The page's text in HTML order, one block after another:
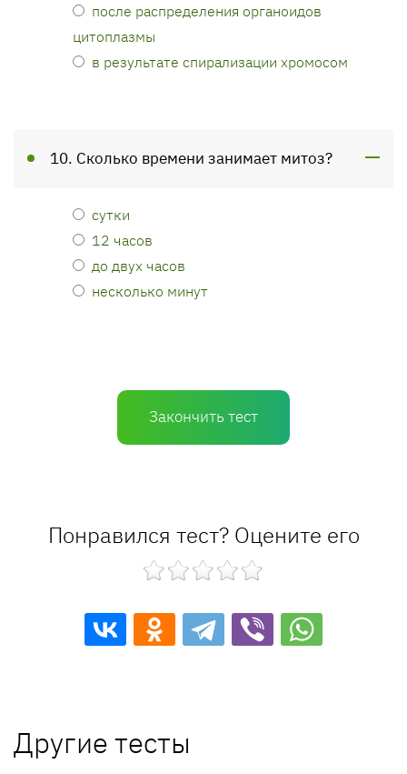
после распределения органоидов
цитоплазмы
в результате спирализации хромосом
10. Сколько времени занимает митоз?
сутки
12 часов
до двух часов
несколько минут
Закончить тест
Понравился тест? Оцените его
Другие тесты